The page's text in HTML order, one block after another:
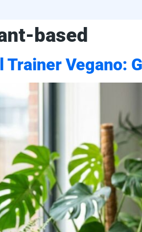
based
Trainer Vegano: